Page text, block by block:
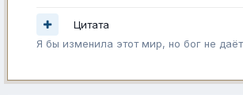
Цитата
Я бы изменила этот мир, но бог не